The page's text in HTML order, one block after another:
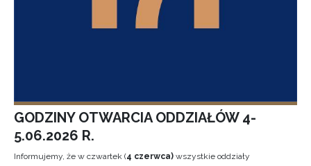
GODZINY OTWARCIA ODDZIAŁÓW 4-
5.06.2026 R.
Informujemy, że w czwartek (4 czerwca) wszystkie oddziały